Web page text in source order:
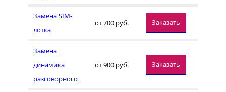
Замена SIM-
лотка
от 700 руб. Заказать
Замена
динамика
разговорного
от 900 руб. Заказать